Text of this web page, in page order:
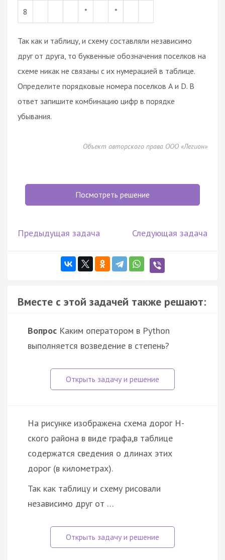
8 * *
Так как и таблицу, и схему составляли независимо
друг от друга, то буквенные обозначения поселков на
схеме никак не связаны с их нумерацией в таблице.
Определите порядковые номера поселков А и D. В
ответ запишите комбинацию цифр в порядке
убывания.
Объект авторского права ООО «Легион»
Посмотреть решение
Предыдущая задача Следующая задача
Вместе с этой задачей также решают:
Вопрос Каким оператором в Python
выполняется возведение в степень?
На рисунке изображена схема дорог Н-
ского района в виде графа,в таблице
содержатся сведения о длинах этих
дорог (в километрах).
Так как таблицу и схему рисовали
независимо друг от …